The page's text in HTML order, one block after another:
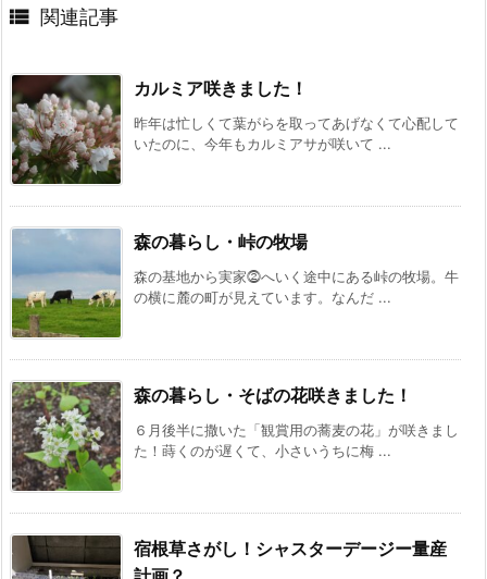
 関連記事
カルミア咲きました！
昨年は忙しくて葉がらを取ってあげなくて心配して
いたのに、今年もカルミアサが咲いて ...
森の暮らし・峠の牧場
森の基地から実家⓶へいく途中にある峠の牧場。牛
の横に麓の町が見えています。なんだ ...
森の暮らし・そばの花咲きました！
６月後半に撒いた「観賞用の蕎麦の花」が咲きまし
た！蒔くのが遅くて、小さいうちに梅 ...
宿根草さがし！シャスターデージー量産